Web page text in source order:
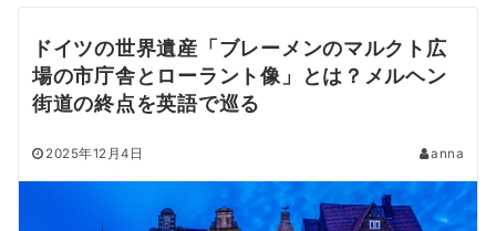
ドイツの世界遺産「ブレーメンのマルクト広
場の市庁舎とローラント像」とは？メルヘン
街道の終点を英語で巡る
2025年12月4日 anna